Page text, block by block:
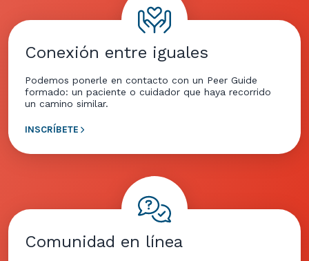
Conexión entre iguales
Podemos ponerle en contacto con un Peer Guide
formado: un paciente o cuidador que haya recorrido
un camino similar.
INSCRÍBETE
Comunidad en línea